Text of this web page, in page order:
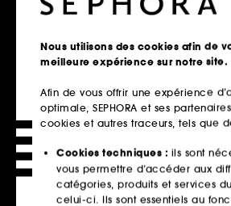
GLOSSIER
Lash Slick
Mascara pour des cils liftés et allongés
25,00€
2 teintes disponibles
SISLEY
60,00€
Nous utilisons des cookies afin de
meilleure expérience sur notre site.
Afin de vous offrir une expérience
optimale, SEPHORA et ses
cookies et autres traceurs, tels que
Cookies techniques : ils sont
vous permettre d’accéder aux
catégories, produits et services
celui-ci. Ils sont essentiels au